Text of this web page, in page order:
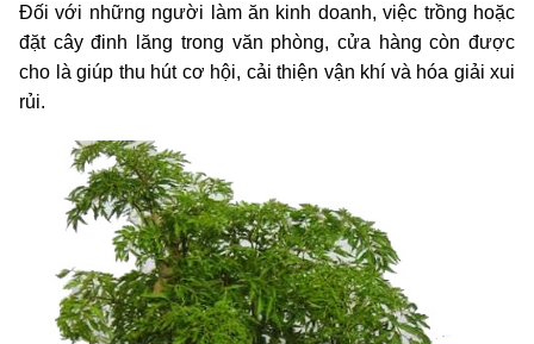
Đối với những người làm ăn kinh doanh, việc trồng hoặc
đặt cây đinh lăng trong văn phòng, cửa hàng còn được
cho là giúp thu hút cơ hội, cải thiện vận khí và hóa giải xui
rủi.